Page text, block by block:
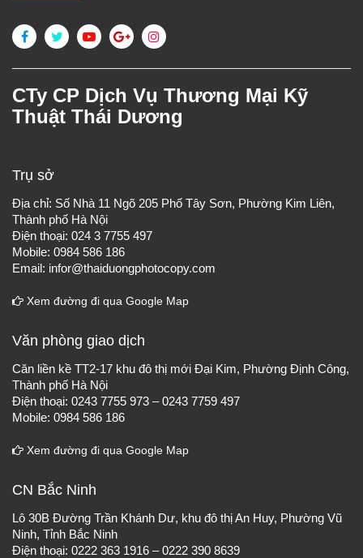
CTy CP Dịch Vụ Thương Mại Kỹ
Thuật Thái Dương
Trụ sở
Địa chỉ: Số Nhà 11 Ngõ 205 Phố Tây Sơn, Phường Kim Liên,
Thành phố Hà Nội
Điện thoại: 024 3 7755 497
Mobile: 0984 586 186
Email: infor@thaiduongphotocopy.com
Xem đường đi qua Google Map
Văn phòng giao dịch
Căn liền kề TT2-17 khu đô thị mới Đại Kim, Phường Định Công,
Thành phố Hà Nội
Điện thoại: 0243 7755 973 – 0243 7759 497
Mobile: 0984 586 186
Xem đường đi qua Google Map
CN Bắc Ninh
Lô 30B Đường Trần Khánh Dư, khu đô thị An Huy, Phường Vũ
Ninh, Tỉnh Bắc Ninh
Điện thoại: 0222 363 1916 – 0222 390 8639